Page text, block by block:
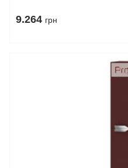
9.264 грн